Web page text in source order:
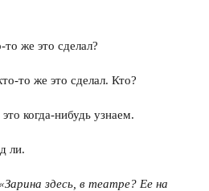
же это сделал?
то же это сделал. Кто?
когда-нибудь узнаем.
ли.
здесь, в театре? Ее на